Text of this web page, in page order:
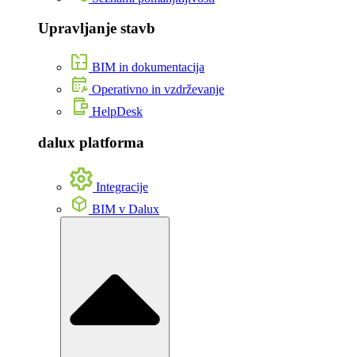
Upravljanje stavb
BIM in dokumentacija
Operativno in vzdrževanje
HelpDesk
dalux platforma
Integracije
BIM v Dalux